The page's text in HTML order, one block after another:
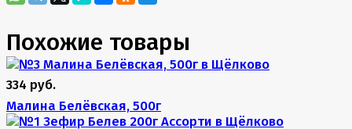
Похожие товары
334 руб.
Малина Белёвская, 500г